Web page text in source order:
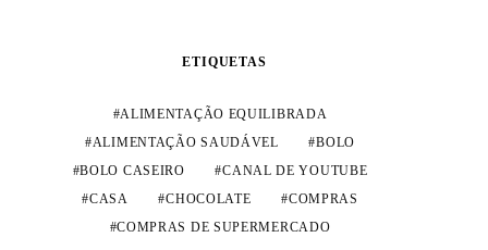
ETIQUETAS
ALIMENTAÇÃO EQUILIBRADA
ALIMENTAÇÃO SAUDÁVEL
BOLO
BOLO CASEIRO
CANAL DE YOUTUBE
CASA
CHOCOLATE
COMPRAS
COMPRAS DE SUPERMERCADO